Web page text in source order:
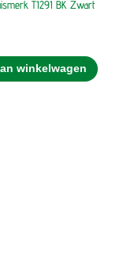
T1291 BK Zwart
winkelwagen